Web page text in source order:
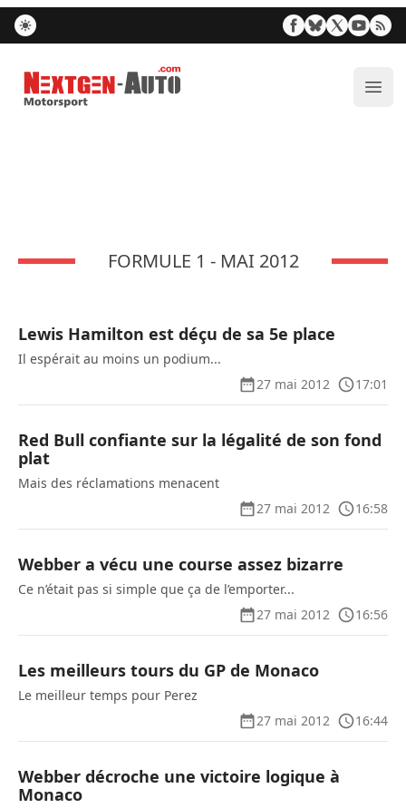
Nextgen-Auto.com
FORMULE 1 - MAI 2012
Lewis Hamilton est déçu de sa 5e place
Il espérait au moins un podium...
27 mai 2012
17:01
Red Bull confiante sur la légalité de son fond
plat
Mais des réclamations menacent
27 mai 2012
16:58
Webber a vécu une course assez bizarre
Ce n’était pas si simple que ça de l’emporter...
27 mai 2012
16:56
Les meilleurs tours du GP de Monaco
Le meilleur temps pour Perez
27 mai 2012
16:44
Webber décroche une victoire logique à
Monaco